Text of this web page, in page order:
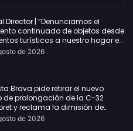
Director | “Denunciamos el
continuado de objetos desde
turísticos a nuestro hogar en
haber causado una
de 2026
Brava pide retirar el nuevo
de prolongación de la C-32
y reclama la dimisión de
de 2026